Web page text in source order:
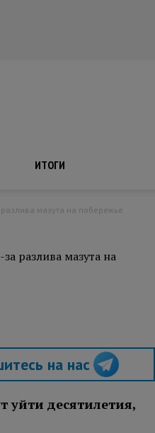
ИТОГИ
мазута на побережье
разлива мазута на
на нас
уйти десятилетия,